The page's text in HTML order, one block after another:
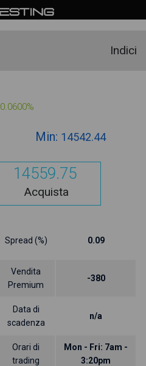
Indici
0.0600%
Min: 14542.44
14559.75
Acquista
Spread (%) 0.09
Vendita
Premium
-380
Data di
scadenza
n/a
Orari di
trading
Mon - Fri: 7am -
3:20pm